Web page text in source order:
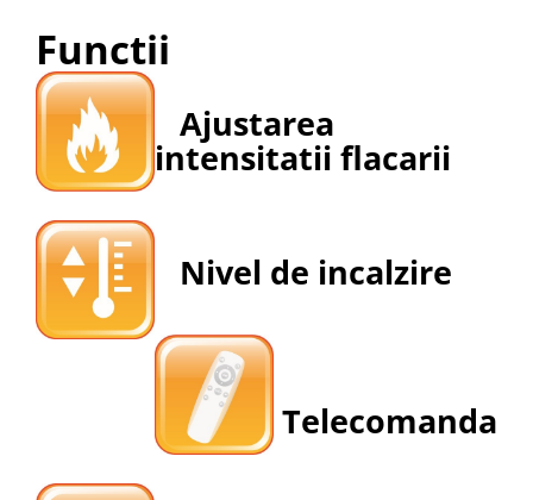
Functii
Ajustarea
intensitatii flacarii
Nivel de incalzire
Telecomanda